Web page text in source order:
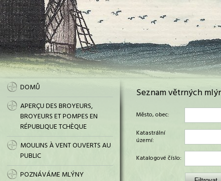
DOMŮ
APERÇU DES BROYEURS,
BROYEURS ET POMPES EN
RÉPUBLIQUE TCHÈQUE
MOULINS À VENT OUVERTS AU
PUBLIC
POZNÁVÁME MLÝNY
Seznam větrných
Město, obec:
Katastrální
území:
Katalogové číslo: